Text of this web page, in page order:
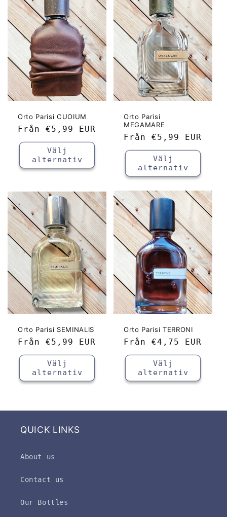
Orto Parisi CUOIUM
Ordinarie
pris
Från €5,99 EUR
Välj
alternativ
Orto Parisi
MEGAMARE
Ordinarie
pris
Från €5,99 EUR
Välj
alternativ
Orto Parisi SEMINALIS
Ordinarie
pris
Från €5,99 EUR
Välj
alternativ
Orto Parisi TERRONI
Ordinarie
pris
Från €4,75 EUR
Välj
alternativ
QUICK LINKS
About us
Contact us
Our Bottles